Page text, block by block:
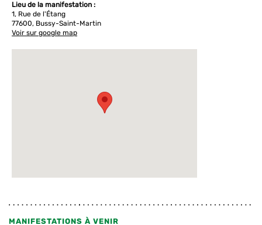
Lieu de la manifestation :
1, Rue de l'Étang
77600, Bussy-Saint-Martin
Voir sur google map
MANIFESTATIONS À VENIR